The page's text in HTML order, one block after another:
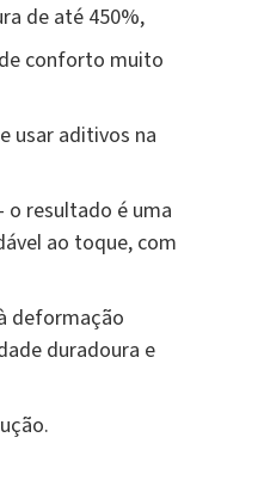
de até 450%,
conforto muito
usar aditivos na
o resultado é uma
ao toque, com
deformação
duradoura e